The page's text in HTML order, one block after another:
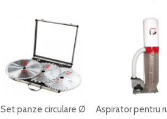
Set panze circulare Ø
Aspirator pentru